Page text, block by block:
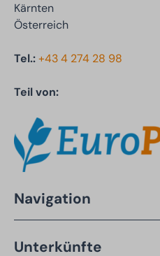
Kärnten
Österreich
Tel.:+43 4 274 28 98
Teil von:
Navigation
Unterkünfte